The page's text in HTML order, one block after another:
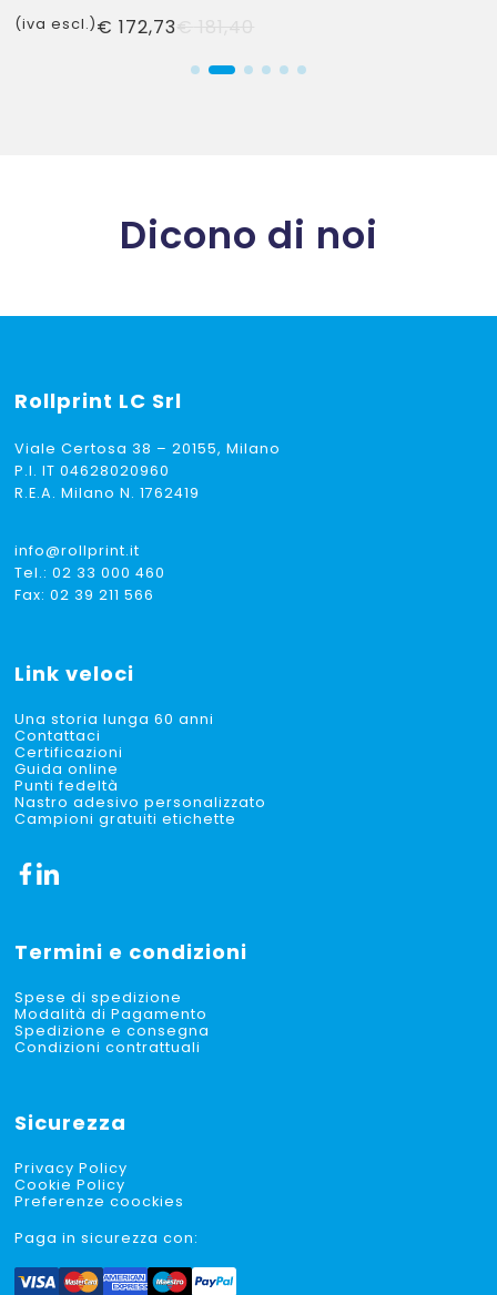
originale
€ 172,73
attuale
(iva escl.)
Dicono di noi
Rollprint LC Srl
Viale Certosa 38 – 20155, Milano
P.I. IT 04628020960
R.E.A. Milano N. 1762419
info@rollprint.it
Tel.:02 33 000 460
Fax: 02 39 211 566
Link veloci
Una storia lunga 60 anni
Contattaci
Certificazioni
Guida online
Punti fedeltà
Nastro adesivo personalizzato
Campioni gratuiti etichette
Termini e condizioni
Spese di spedizione
Modalità di Pagamento
Spedizione e consegna
Condizioni contrattuali
Sicurezza
Privacy Policy
Cookie Policy
Preferenze coockies
Paga in sicurezza con: